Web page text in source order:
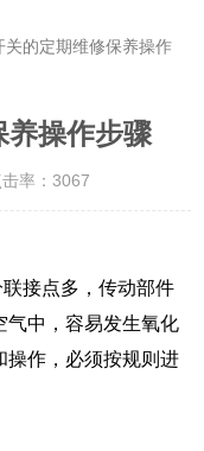
关的定期维修保养操作
养操作步骤
率：3067
接点多，传动部件
气中，容易发生氧化
操作，必须按规则进